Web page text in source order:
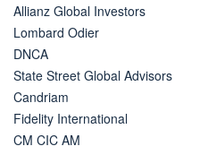
Allianz Global Investors
Lombard Odier
DNCA
State Street Global Advisors
Candriam
Fidelity International
CM CIC AM